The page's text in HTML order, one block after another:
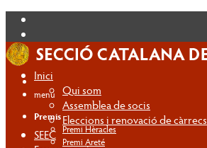
Inici
Qui som
Assemblea de socis
Eleccions i renovació de càrrecs
SEEC
menú
Premis
Premi Hèracles
Premi Areté